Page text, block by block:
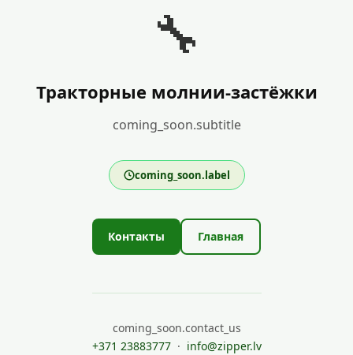
🔧
Тракторные молнии-застёжки
coming_soon.subtitle
coming_soon.label
Контакты Главная
coming_soon.contact_us
+371 23883777· info@zipper.lv